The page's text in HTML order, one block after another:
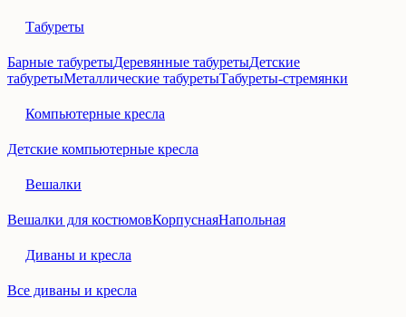
Табуреты
Барные табуретыДеревянные табуретыДетские
табуретыМеталлические табуретыТабуреты-стремянки
Компьютерные кресла
Детские компьютерные кресла
Вешалки
Вешалки для костюмовКорпуснаяНапольная
Диваны и кресла
Все диваны и кресла